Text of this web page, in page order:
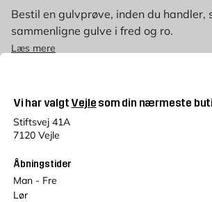
Vi har valgt Vejle som din nærmeste
Stiftsvej 41A
7120 Vejle
Åbningstider
Man - Fre
Lør
Bestil en gulvprøve, inden du handler,
sammenligne gulve i fred og ro.
OBS! Ingen fortrydelsesret på
Læs mere
Indtastpostnummerfor at se